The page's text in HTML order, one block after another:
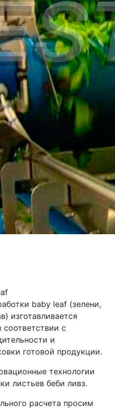
baby leaf (зелени,
изготавливается
соответствии с
и
готовой продукции.
технологии
листьев беби ливз.
расчета просим